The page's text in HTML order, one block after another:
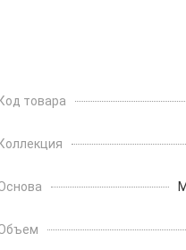
Код товара
Коллекция